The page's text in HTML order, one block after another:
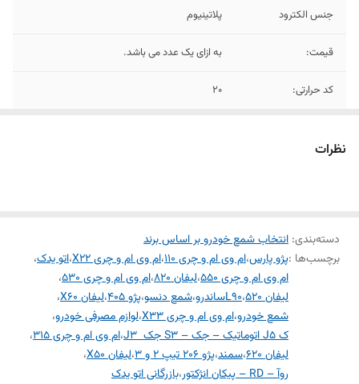
جنس الکترود پلاتینیوم
قیمت: به ازای یک عدد می باشد.
کد حرارتی: 20
نظرات
دسته‌بندی: انتخاب شمع خودرو بر اساس برند
برچسب‌ها :پژو پارس،ام وی ام و چری 110 ،ام وی ام و چری X22 ،اتو یدک،
ام وی ام و چری 550
،لیفان 820 ،ام وی ام و چری 530
،
لیفان 520
،L90ساندرو ،شمع دنسو،پژو 405 ،لیفان X60
،
شمع خودرو،ام وی ام و چری X33 ،لوازم مصرفی خودرو،
ک J5 اتوماتیک – جک – S3 جک J3
،ام وی ام و چری 315
،
لیفان 620
،سمند،پژو 206 تیپ 2 و 3 ،لیفان X50
،
روآ – RD – پیکان انژکتور
،بازرگانی اتو یدک